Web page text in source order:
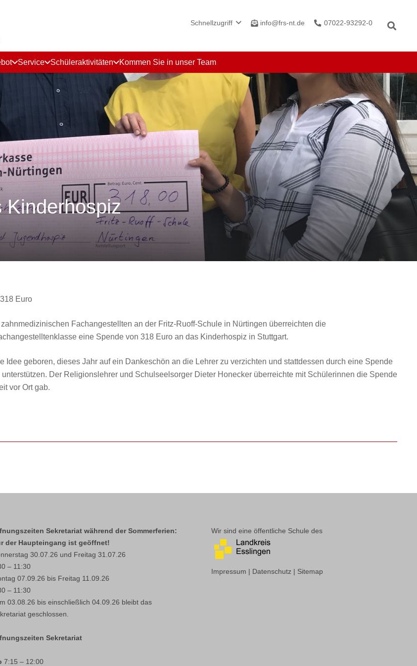
Schnellzugriff info@frs-nt.de 07022-93292-0
Service Schüleraktivitäten Kommen Sie in unser Team
Kinderhospiz
Euro
Fachangestellten an der Fritz-Ruoff-Schule in Nürtingen überreichten die
eine Spende von 318 Euro an das Kinderhospiz in Stuttgart.
geboren, dieses Jahr auf ein Dankeschön an die Lehrer zu verzichten und stattdessen durch eine Spende
Der Religionslehrer und Schulseelsorger Dieter Honecker überreichte mit Schülerinnen die Spende
vor Ort gab.
Sekretariat während der Sommerferien:
der Haupteingang ist geöffnet!
30.07.26 und Freitag 31.07.26
– 11:30
07.09.26 bis Freitag 11.09.26
– 11:30
03.08.26 bis einschließlich 04.09.26 bleibt das
geschlossen.
Sekretariat
7:15 – 12:00
Wir sind eine öffentliche Schule des
Impressum | Datenschutz | Sitemap